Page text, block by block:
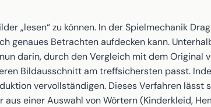
„lesen“ zu können. In der Spielmechanik
genaues Betrachten aufdecken kann.
darin, durch den Vergleich mit dem Original
Bildausschnitt am treffsichersten passt.
vervollständigen. Dieses Verfahren lässt
einer Auswahl von Wörtern (Kinderkleid,